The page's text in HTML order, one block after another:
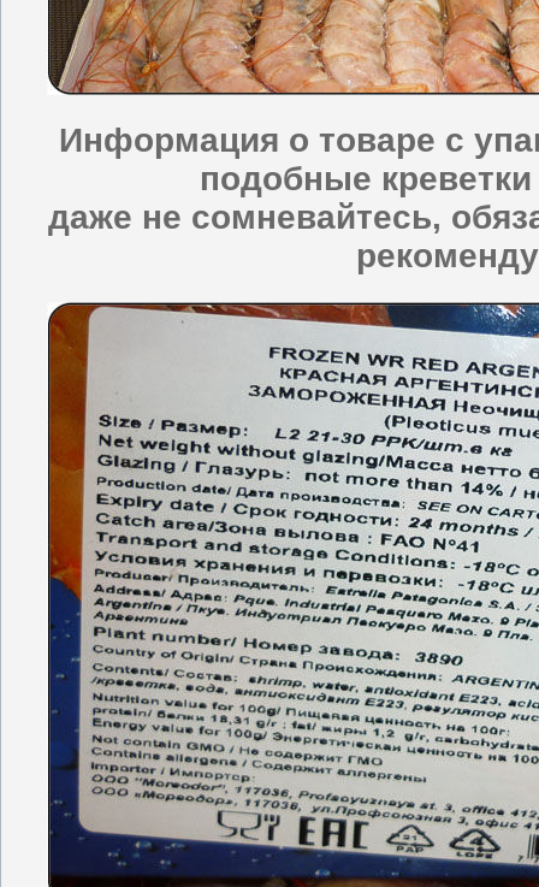
Информация о товаре с
подобные
даже не сомневайтесь,